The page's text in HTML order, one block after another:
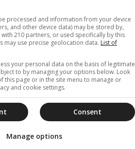
processed and information from your device
and other device data) may be stored by,
210 partners, or used specifically by this
may use precise geolocation data. List of
your personal data on the basis of legitimate
to by managing your options below. Look
this page or in the site menu to manage or
and cookie settings.
Consent
Manage options